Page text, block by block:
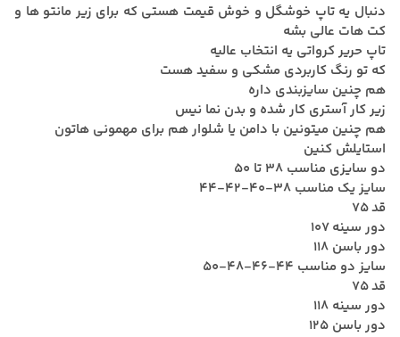
دنبال یه تاپ خوشگل و خوش قیمت هستی که برای زیر مانتو ها و
کت هات عالی بشه
تاپ حریر کرواتی یه انتخاب عالیه
که تو رنگ کاربردی مشکی و سفید هست
هم چنین سایزبندی داره
زیر کار آستری کار شده و بدن نما نیس
هم چنین میتونین با دامن یا شلوار هم برای مهمونی هاتون
استایلش کنین
دو سایزی مناسب ۳۸ تا ۵۰
سایز یک مناسب ۳۸-۴۰-۴۲-۴۴
قد 75
دور سینه 107
دور باسن 118
سایز دو مناسب ۴۴-۴۶-۴۸-۵۰
قد 75
دور سینه 118
دور باسن 125